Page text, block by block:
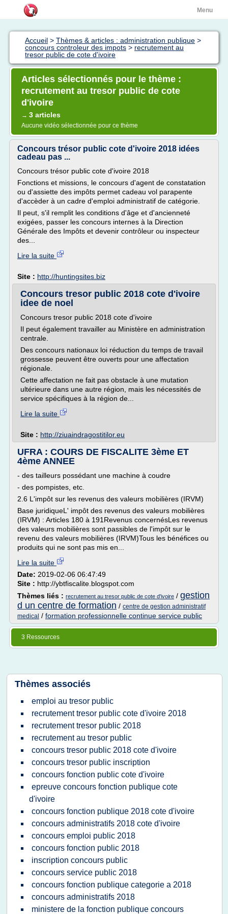
Menu
Accueil > Thèmes & articles : administration publique >
concours controleur des impots > recrutement au
tresor public de cote d'ivoire
Articles sélectionnés pour le thème :
recrutement au tresor public de cote
d'ivoire
→ 3 articles
Aucune vidéo sélectionnée pour ce thème
Concours trésor public cote d'ivoire 2018 idées
cadeau pas ...
Concours trésor public cote d'ivoire 2018
Fonctions et missions, le concours d'agent de constatation
ou d'assiette des impôts permet cadeau vol parapente
d'accèder à un cadre d'emploi administratif de catégorie.
Il peut, s'il remplit les conditions d'âge et d'ancienneté
exigées, passer les concours internes à la Direction
Générale des Impôts et devenir contrôleur ou inspecteur
des...
Lire la suite
Site : http://huntingsites.biz
Concours tresor public 2018 cote d'ivoire
idee de noel
Concours tresor public 2018 cote d'ivoire
Il peut également travailler au Ministère en administration
centrale.
Des concours nationaux loi réduction du temps de travail
grossesse peuvent être ouverts pour une affectation
régionale.
Cette affectation ne fait pas obstacle à une mutation
ultérieure dans une autre région, mais les nécessités de
service spécifiques à la région de...
Lire la suite
Site : http://ziuaindragostitilor.eu
UFRA : COURS DE FISCALITE 3ème ET
4ème ANNEE
- des tailleurs possédant une machine à coudre
- des pompistes, etc.
2.6 L'impôt sur les revenus des valeurs mobilières (IRVM)
Base juridiqueL' impôt des revenus des valeurs mobilières
(IRVM) : Articles 180 à 191Revenus concernésLes revenus
des valeurs mobilières sont passibles de l'impôt sur le
revenu des valeurs mobilières (IRVM)Tous les bénéfices ou
produits qui ne sont pas mis en...
Lire la suite
Date: 2019-02-06 06:47:49
Site : http://ybtfiscalite.blogspot.com
Thèmes liés : recrutement au tresor public de cote d'ivoire / gestion
d un centre de formation / centre de gestion administratif
medical / formation professionnelle continue service public
3 Ressources
Thèmes associés
emploi au tresor public
recrutement tresor public cote d'ivoire 2018
recrutement tresor public 2018
recrutement au tresor public
concours tresor public 2018 cote d'ivoire
concours tresor public inscription
concours fonction public cote d'ivoire
epreuve concours fonction publique cote
d'ivoire
concours fonction publique 2018 cote d'ivoire
concours administratifs 2018 cote d'ivoire
concours emploi public 2018
concours fonction public 2018
inscription concours public
concours service public 2018
concours fonction publique categorie a 2018
concours administratifs 2018
ministere de la fonction publique concours